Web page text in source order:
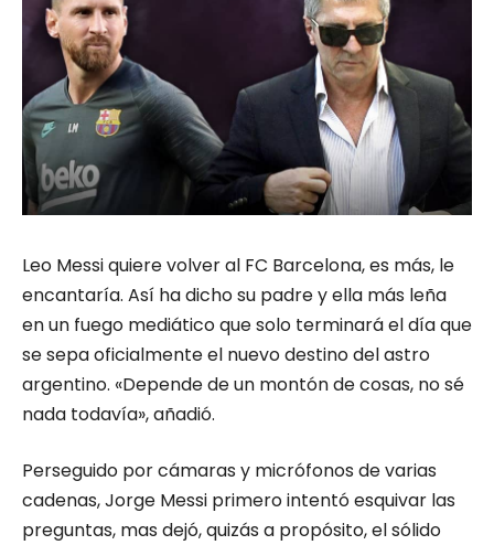
Leo Messi quiere volver al FC Barcelona, es más, le
encantaría. Así ha dicho su padre y ella más leña
en un fuego mediático que solo terminará el día que
se sepa oficialmente el nuevo destino del astro
argentino. «Depende de un montón de cosas, no sé
nada todavía», añadió.
Perseguido por cámaras y micrófonos de varias
cadenas, Jorge Messi primero intentó esquivar las
preguntas, mas dejó, quizás a propósito, el sólido